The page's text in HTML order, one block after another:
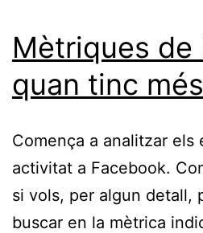
Mètriques de
quan tinc
Comença a analitzar els
activitat a Facebook.
si vols, per algun detall,
buscar en la mètrica